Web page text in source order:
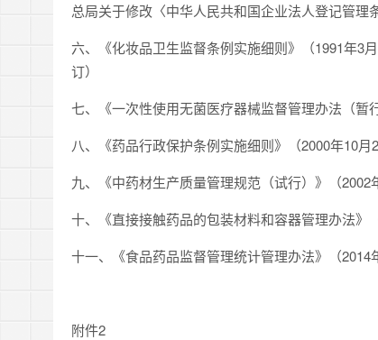
总局关于修改〈中华人民共和国企业法人登记管理
六、《化妆品卫生监督条例实施细则》（1991年3
订）
七、《一次性使用无菌医疗器械监督管理办法（暂
八、《药品行政保护条例实施细则》（2000年10月
九、《中药材生产质量管理规范（试行）》（2002
十、《直接接触药品的包装材料和容器管理办法》
十一、《食品药品监督管理统计管理办法》（2014
附件2